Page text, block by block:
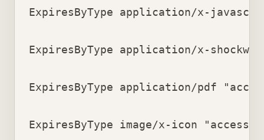
ExpiresByType application/x-
ExpiresByType application/x-
ExpiresByType application/pdf
ExpiresByType image/x-icon "access